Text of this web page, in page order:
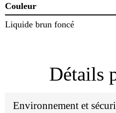
Couleur
Liquide brun foncé
Détails
Environnement et